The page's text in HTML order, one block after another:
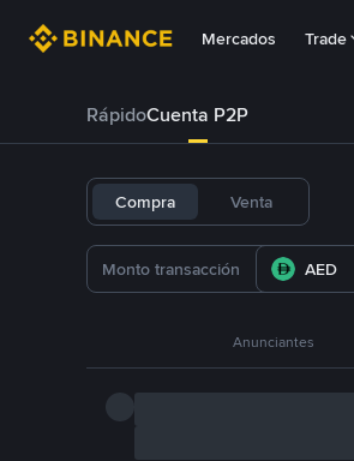
Mercados Trade
RápidoCuenta P2P
Compra Venta
AED
Anunciantes